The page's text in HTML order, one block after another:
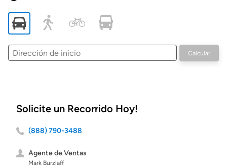
Dirección
de
Calcular
Solicite un Recorrido Hoy!
(888) 790-3488
Agente de Ventas
Mark Burzlaff